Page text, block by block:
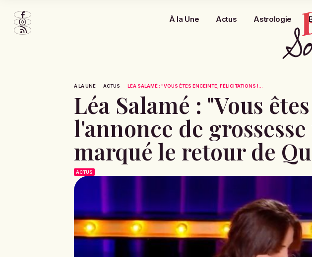
À la Une Actus Astrologie
À LA UNE ACTUS LÉA SALAMÉ : "VOUS ÊTES ENCEINTE, FÉLICITATIONS !...
Léa Salamé : "Vous
l'annonce de
marqué le retour de
ACTUS